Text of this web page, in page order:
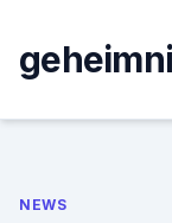
content
NEWS